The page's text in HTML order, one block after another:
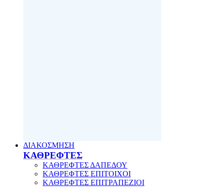
ΔΙΑΚΟΣΜΗΣΗ
ΚΑΘΡΕΦΤΕΣ
ΚΑΘΡΕΦΤΕΣ ΔΑΠΕΔΟΥ
ΚΑΘΡΕΦΤΕΣ ΕΠΙΤΟΙΧΟΙ
ΚΑΘΡΕΦΤΕΣ ΕΠΙΤΡΑΠΕΖΙΟΙ